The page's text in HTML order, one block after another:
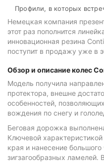
Профили, в которых
Немецкая компания
этот раз пополнится
инновационная резина
поступит в продажу уже в
Обзор и описание колес
Модель получила
протектора, внешне
особенностей,
вождения по снегу и
Беговая дорожка
Ключевой
края и нанесение большого
зигзагообразных